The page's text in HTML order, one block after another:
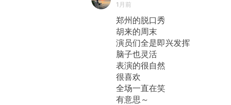
1月前
郑州的脱口秀
胡来的周末
演员们全是即兴发挥
脑子也灵活
表演的很自然
很喜欢
全场一直在笑
有意思～